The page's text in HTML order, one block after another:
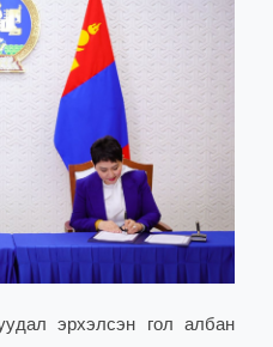
эрхэлсэн гол албан